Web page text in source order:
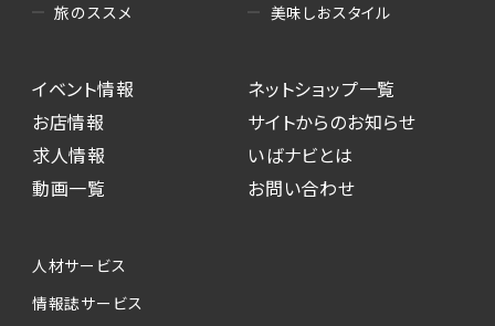
旅のススメ
美味しおスタイル
イベント情報
お店情報
求人情報
動画一覧
ネットショップ一覧
サイトからのお知らせ
いばナビとは
お問い合わせ
人材サービス
情報誌サービス